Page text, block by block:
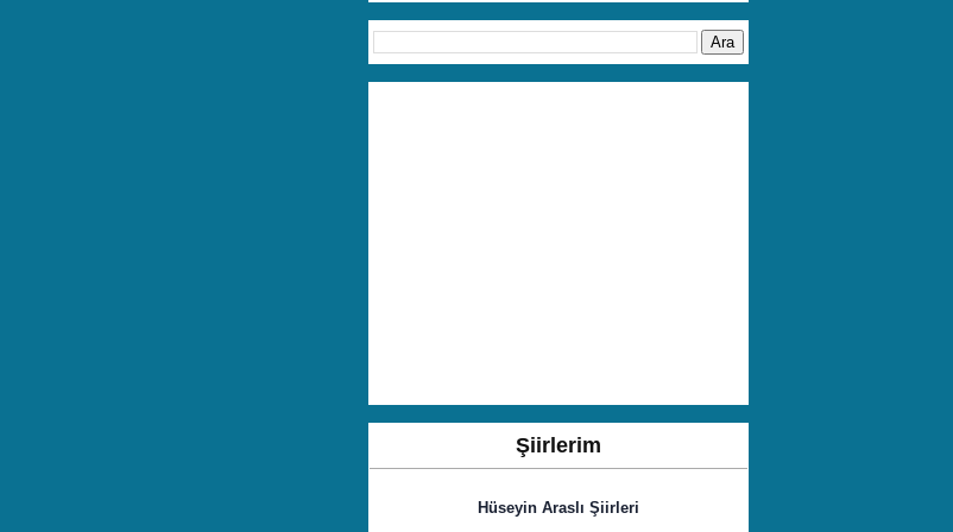
Şiirlerim
Hüseyin Araslı Şiirleri